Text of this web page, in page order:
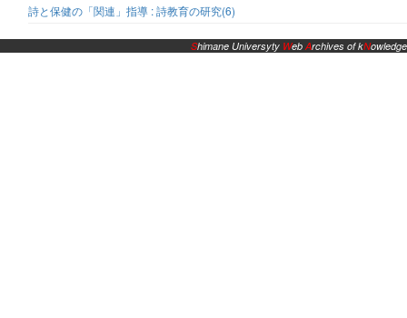
詩と保健の「関連」指導 : 詩教育の研究(6)
Shimane Universyty WebArchives of kNowledge